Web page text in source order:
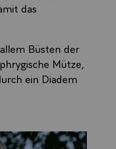
das
Büsten der
Mütze,
ein Diadem